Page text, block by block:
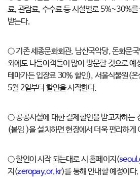
료, 관람료, 수수료 등 시설별로 5%~30%를
받는다.
○ 기존 세종문화회관, 남산국악당, 돈화문
외에도 나들이객들이 많이 방문할 것으로 예
테마가든 입장료 30% 할인), 서울식물원(
5월 2일부터 할인을 시작한다.
○ 공공시설에 대한 결제할인을 받고자하는
(붙임 )을 설치하면 현장에서 더욱 편리하게
○ 할인이 시작 되는대로 시 홈페이지(
지(zeropay.or.kr)를 통해 안내할 예정이다.